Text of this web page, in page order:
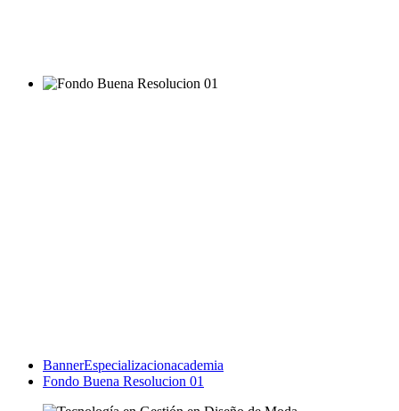
BannerEspecializacionacademia
Fondo Buena Resolucion 01